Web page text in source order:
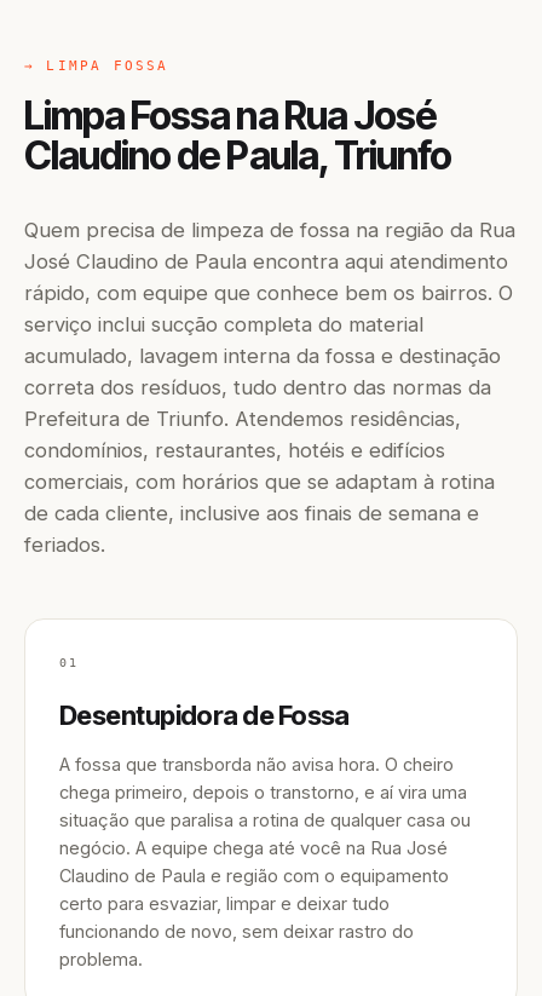
→ LIMPA FOSSA
Limpa Fossa na Rua José
Claudino de Paula, Triunfo
Quem precisa de limpeza de fossa na região da Rua
José Claudino de Paula encontra aqui atendimento
rápido, com equipe que conhece bem os bairros. O
serviço inclui sucção completa do material
acumulado, lavagem interna da fossa e destinação
correta dos resíduos, tudo dentro das normas da
Prefeitura de Triunfo. Atendemos residências,
condomínios, restaurantes, hotéis e edifícios
comerciais, com horários que se adaptam à rotina
de cada cliente, inclusive aos finais de semana e
feriados.
01
Desentupidora de Fossa
A fossa que transborda não avisa hora. O cheiro
chega primeiro, depois o transtorno, e aí vira uma
situação que paralisa a rotina de qualquer casa ou
negócio. A equipe chega até você na Rua José
Claudino de Paula e região com o equipamento
certo para esvaziar, limpar e deixar tudo
funcionando de novo, sem deixar rastro do
problema.